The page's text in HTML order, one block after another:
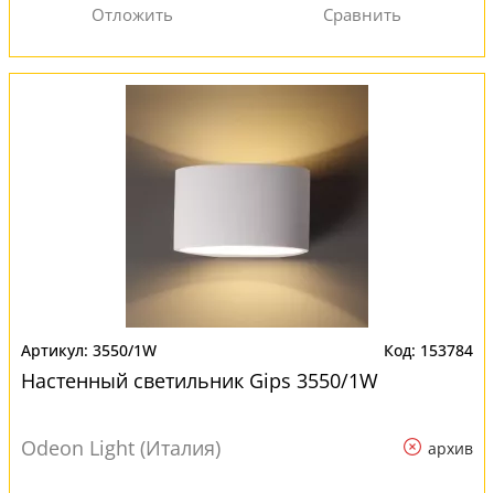
3550/1W 153784
Настенный светильник Gips 3550/1W
Odeon Light (Италия) архив